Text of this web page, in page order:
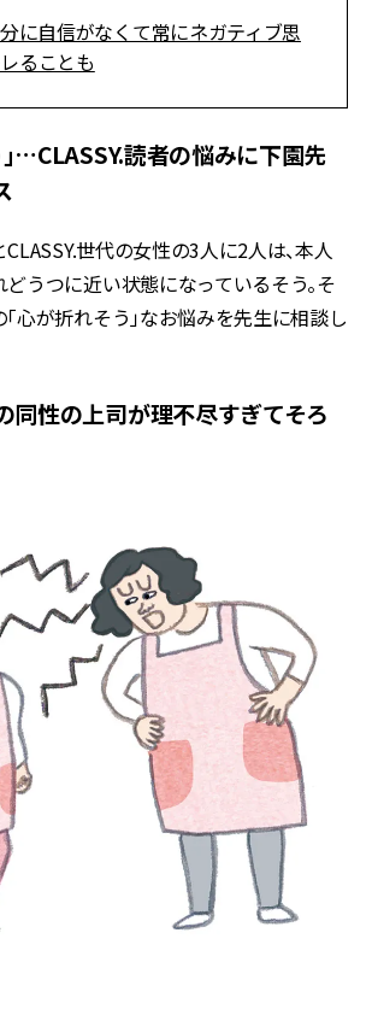
分に自信がなくて常にネガティブ思
ることも
」…CLASSY.読者の悩みに下園先
世代の女性の3人に2人は、本人
うつに近い状態になっているそう。そ
心が折れそう」なお悩みを先生に相談し
同性の上司が理不尽すぎてそろ